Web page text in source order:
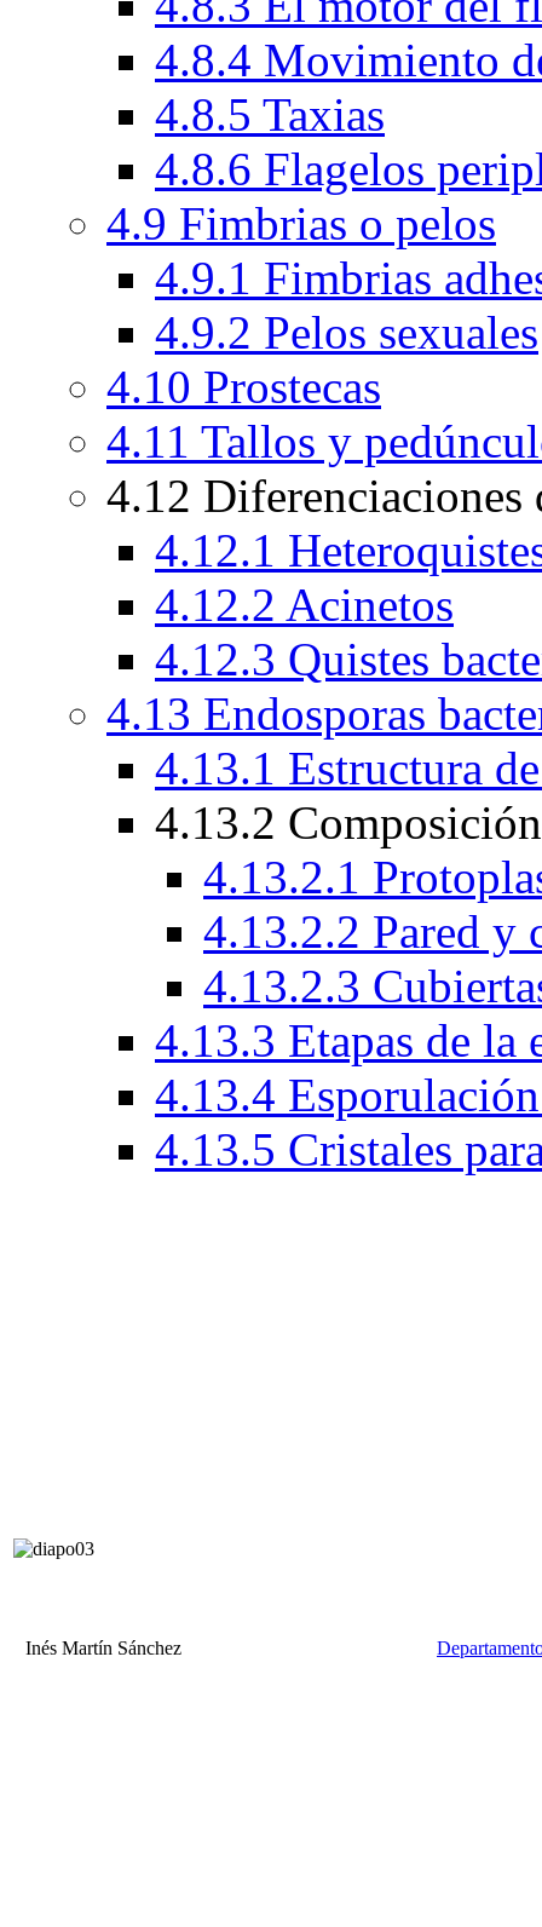
4.8.4 Movimiento
4.8.5 Taxias
4.8.6 Flagelos
4.9 Fimbrias o pelos
4.9.1 Fimbrias
4.9.2 Pelos sexuales
4.10 Prostecas
4.11 Tallos y
4.12 Diferenciaciones
4.12.1
4.12.2 Acinetos
4.12.3 Quistes
4.13 Endosporas
4.13.1 Estructura
4.13.2
4.13.2.1
4.13.2.2 Pared y
4.13.2.3
4.13.3 Etapas de la
4.13.4
4.13.5 Cristales
Inés Martín Sánchez